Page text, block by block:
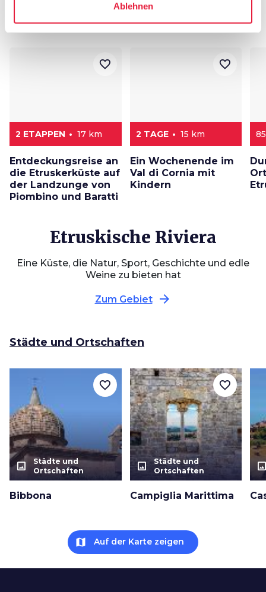
Ablehnen
Routen map Ansehen auf der Karte
2 ETAPPEN 17 km
Entdeckungsreise an
die Etruskerküste auf
der Landzunge von
Piombino und Baratti
favorite_border
2 TAGE 15 km
Ein Wochenende im
Val di Cornia mit
Kindern
favorite_border
Etruskische Riviera
Eine Küste, die Natur, Sport, Geschichte und edle
Weine zu bieten hat
Zum Gebiet arrow_forward
Städte und Ortschaften
photo_size_select_actual
Städte und
Ortschaften
Bibbona
favorite_border
photo_size_select_actual
Städte und
Ortschaften
Campiglia Marittima
favorite_border
map Auf der Karte zeigen